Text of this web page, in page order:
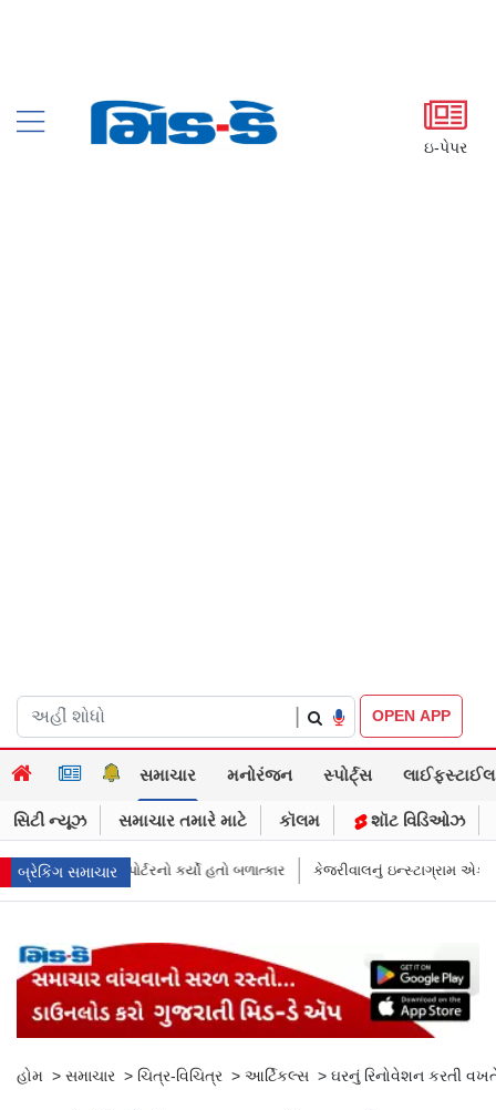
ઇ-પેપર
OPEN APP
સમાચાર મનોરંજન સ્પોર્ટ્સ લાઈફસ્ટાઈલ
સિટી ન્યૂઝ સમાચાર તમારે માટે કૉલમ શૉટ વિડિઓઝ
બ્રેકિંગ સમાચારકેજરીવાલનું ઇન્સ્ટાગ્રામ એકાઉન્ટ ભારતમાં રિસ્ટ્રિક્ટ થયું એમા તો
હોમ > સમાચાર > ચિત્ર-વિચિત્ર > આર્ટિકલ્સ > ઘરનું રિનોવેશન કરતી